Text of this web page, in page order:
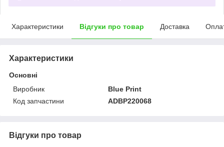
Характеристики Відгуки про товар Доставка
Характеристики
Основні
Виробник
Blue Print
Код запчастини
ADBP220068
Відгуки про товар